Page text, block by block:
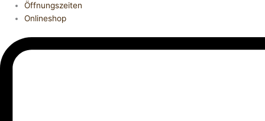
Öffnungszeiten
Onlineshop